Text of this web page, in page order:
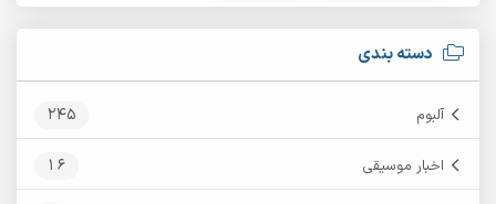
دسته بندی
آلبوم 245
اخبار موسیقی 16